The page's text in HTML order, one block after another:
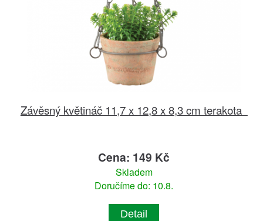
Závěsný květináč 11,7 x 12,8 x 8,3 cm terakota
Cena: 149 Kč
Skladem
Doručíme do: 10.8.
Detail